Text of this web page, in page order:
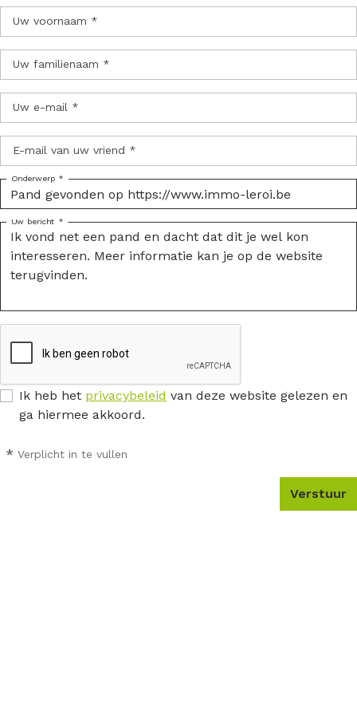
Uw voornaam *
Uw familienaam *
Uw e-mail *
E-mail van uw vriend *
Onderwerp *
Uw bericht *
Ik heb het privacybeleid van deze website gelezen en
ga hiermee akkoord.
* Verplicht in te vullen
Verstuur